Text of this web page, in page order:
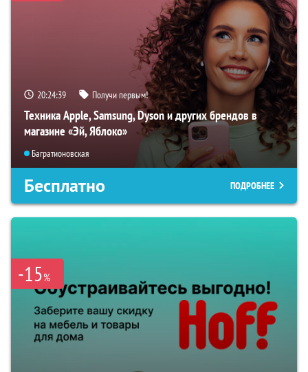
20:24:38 Получи первым!
Техника Apple, Samsung, Dyson и других брендов в
магазине «Эй, Яблоко»
Багратионовская
Бесплатно ПОДРОБНЕЕ
-15%